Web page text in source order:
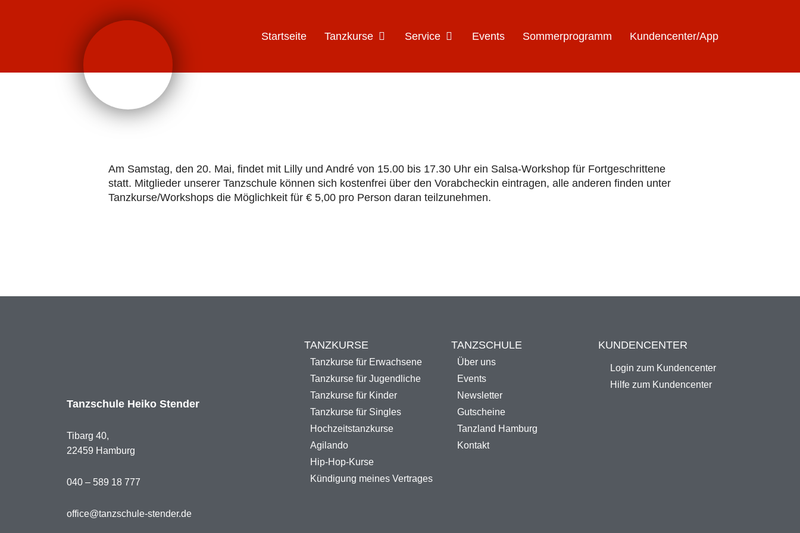
Startseite Tanzkurse Öffne Tanzkurse
Service Öffne Service
Events Sommerprogramm Kundencenter/App
Am Samstag, den 20. Mai, findet mit Lilly und André von 15.00 bis 17.30 Uhr ein Salsa-Workshop für Fortgeschrittene
statt. Mitglieder unserer Tanzschule können sich kostenfrei über den Vorabcheckin eintragen, alle anderen finden unter
Tanzkurse/Workshops die Möglichkeit für € 5,00 pro Person daran teilzunehmen.
Tanzschule Heiko Stender
Tibarg 40,
22459 Hamburg
040 – 589 18 777
office@tanzschule-stender.de
TANZKURSE
Tanzkurse für Erwachsene
Tanzkurse für Jugendliche
Tanzkurse für Kinder
Tanzkurse für Singles
Hochzeitstanzkurse
Agilando
Hip-Hop-Kurse
Kündigung meines Vertrages
TANZSCHULE
Über uns
Events
Newsletter
Gutscheine
Tanzland Hamburg
Kontakt
KUNDENCENTER
Login zum Kundencenter
Hilfe zum Kundencenter